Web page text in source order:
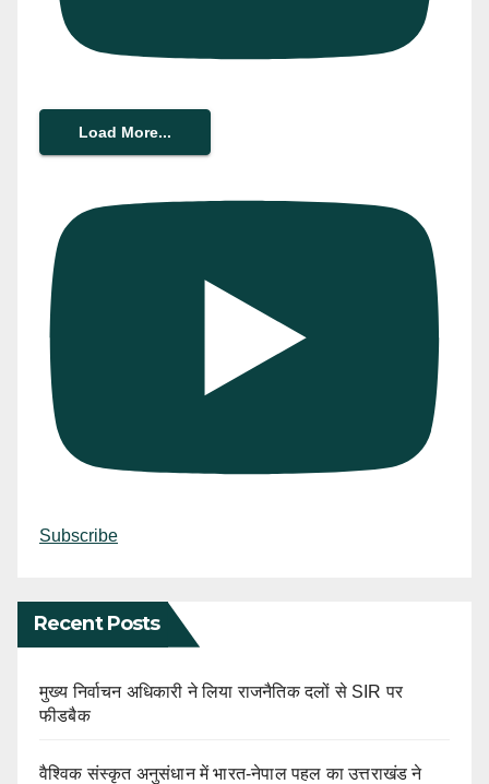
Load More...
Subscribe
Recent Posts
मुख्य निर्वाचन अधिकारी ने लिया राजनैतिक दलों से SIR पर
फीडबैक
वैश्विक संस्कृत अनुसंधान में भारत-नेपाल पहल का उत्तराखंड ने